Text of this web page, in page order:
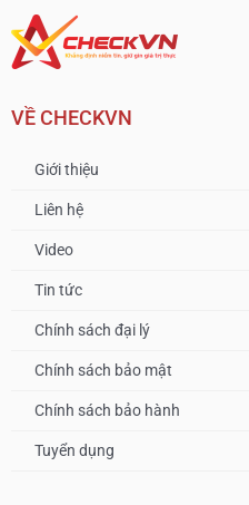
VỀ CHECKVN
Giới thiệu
Liên hệ
Video
Tin tức
Chính sách đại lý
Chính sách bảo mật
Chính sách bảo hành
Tuyển dụng